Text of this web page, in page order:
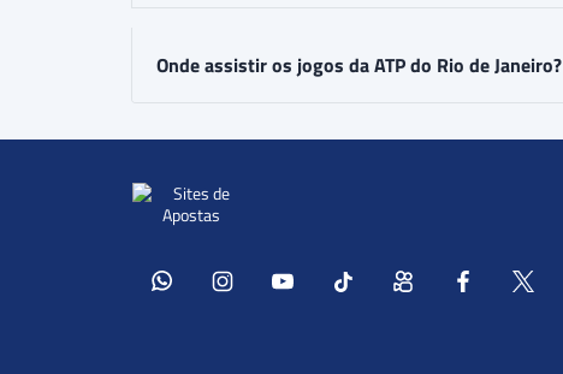
Onde assistir os jogos da ATP do Rio de Janeiro?